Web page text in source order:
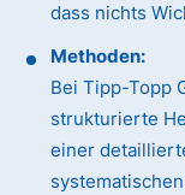
dass nichts
Methoden:
Bei Tipp-Topp
strukturierte
einer